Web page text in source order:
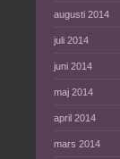
augusti 2014
juli 2014
juni 2014
maj 2014
april 2014
mars 2014